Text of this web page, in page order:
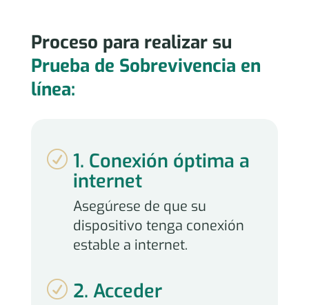
Proceso para realizar su
Prueba de Sobrevivencia en
línea:
R 1. Conexión óptima a
internet
Asegúrese de que su
dispositivo tenga conexión
estable a internet.
R 2. Acceder